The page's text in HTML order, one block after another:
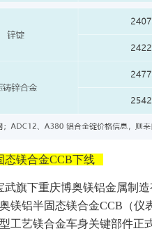
态镁合金CCB下线
武旗下重庆博奥镁铝金属制
铝半固态镁合金CCB（仪
工艺镁合金车身关键部件正